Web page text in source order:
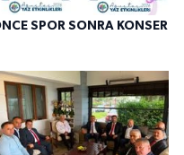
SPOR SONRA KONSER